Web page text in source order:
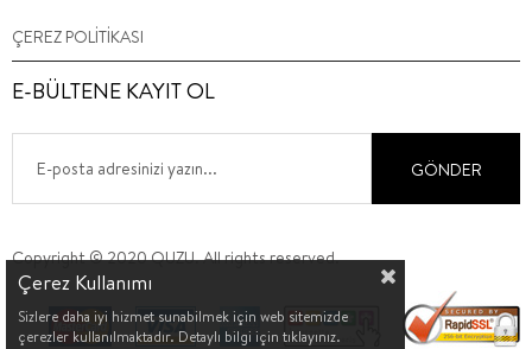
ÇEREZ POLİTİKASI
E-BÜLTENE KAYIT OL
GÖNDER
Copyright © 2020 QUZU. All rights reserved.
Çerez Kullanımı
Sizlere daha iyi hizmet sunabilmek için web sitemizde
çerezler kullanılmaktadır. Detaylı bilgi için tıklayınız.